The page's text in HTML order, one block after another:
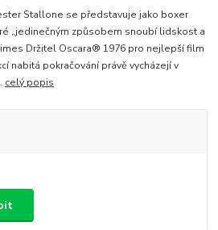
Stallone se představuje jako boxer
„jedinečným způsobem snoubí lidskost a
Držitel Oscara® 1976 pro nejlepší film
nabitá pokračování právě vycházejí v
celý popis